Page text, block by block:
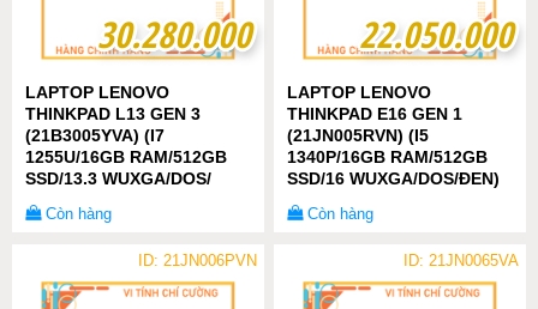
30.280.000
30.280.000
LAPTOP LENOVO
THINKPAD L13 GEN 3
(21B3005YVA) (I7
1255U/16GB RAM/512GB
SSD/13.3 WUXGA/DOS/
Còn hàng
22.050.000
22.050.000
LAPTOP LENOVO
THINKPAD E16 GEN 1
(21JN005RVN) (I5
1340P/16GB RAM/512GB
SSD/16 WUXGA/DOS/ĐEN)
Còn hàng
ID: 21JN006PVN ID: 21JN0065VA